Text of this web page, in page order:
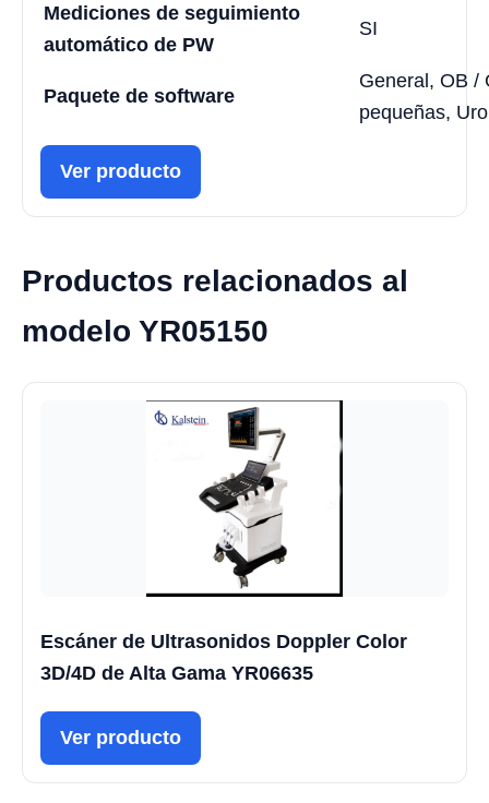
Mediciones de seguimiento
automático de PW
SI
Paquete de software
General, OB /
pequeñas,
Ver producto
Productos relacionados al
modelo YR05150
Escáner de Ultrasonidos Doppler Color
3D/4D de Alta Gama YR06635
Ver producto